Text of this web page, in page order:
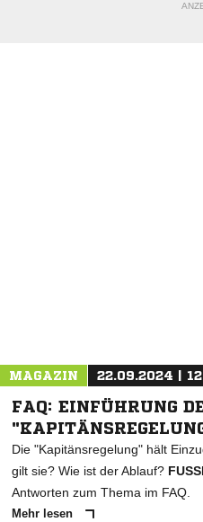
MAGAZIN 22.09.2024 |
FAQ: EINFÜHRUNG
Die "Kapitänsregelung" hält
gilt sie? Wie ist der Ablauf?
Antworten zum Thema im FAQ.
Mehr lesen